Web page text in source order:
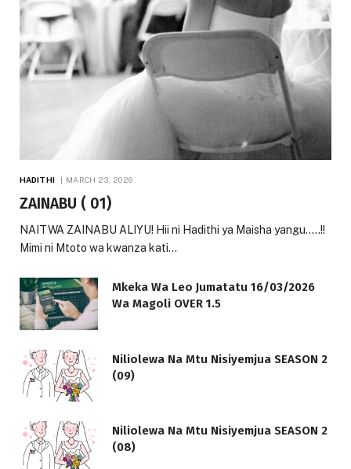
HADITHI MARCH 23, 2026
ZAINABU ( 01)
NAITWA ZAINABU ALIYU! Hii ni Hadithi ya Maisha yangu…..!!
Mimi ni Mtoto wa kwanza kati…
Mkeka Wa Leo Jumatatu 16/03/2026
Wa Magoli OVER 1.5
Niliolewa Na Mtu Nisiyemjua SEASON 2
(09)
Niliolewa Na Mtu Nisiyemjua SEASON 2
(08)